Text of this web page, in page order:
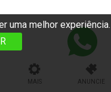
uma melhor experiência.
MAIS ANUNCIE